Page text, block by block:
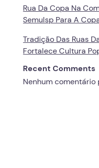
Rua Da Copa Na
Semulsp Para A
Tradição Das Ruas
Fortalece Cultura
Recent Comments
Nenhum comentário